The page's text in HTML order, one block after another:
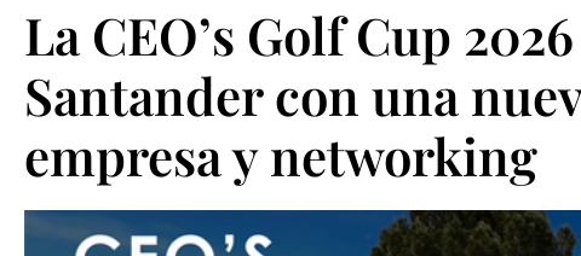
La CEO’s Golf Cup
Santander con una
empresa y networking